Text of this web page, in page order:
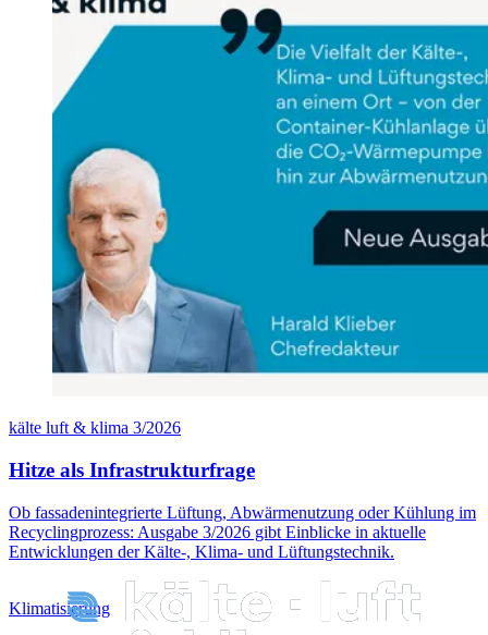
kälte luft & klima 3/2026
Hitze als Infrastrukturfrage
Ob fassadenintegrierte Lüftung, Abwärmenutzung oder Kühlung im
Recyclingprozess: Ausgabe 3/2026 gibt Einblicke in aktuelle
Entwicklungen der Kälte-, Klima- und Lüftungstechnik.
Klimatisierung